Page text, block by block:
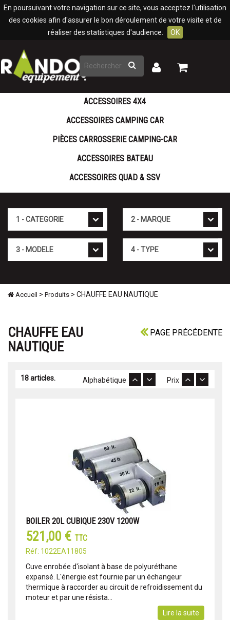
En poursuivant votre navigation sur ce site, vous acceptez l'utilisation
des cookies afin d'assurer le bon déroulement de votre visite et de
réaliser des statistiques d'audience.
OK
Rechercher
Mon
Mon
ACCESSOIRES 4X4
ACCESSOIRES CAMPING CAR
PIÈCES CARROSSERIE CAMPING-CAR
ACCESSOIRES BATEAU
ACCESSOIRES QUAD & SSV
Accueil > Produits > CHAUFFE EAU NAUTIQUE
PAGE PRÉCÉDENTE
CHAUFFE EAU
NAUTIQUE
18 articles. Prix
Alphabétique
BOILER 20L CUBIQUE 230V 1200W
521,00 € TTC
Réf: 1022EA11805
Cuve enrobée d'isolant à base de polyuréthane
expansé. L'énergie est fournie par un échangeur
thermique à raccorder au circuit de refroidissement du
moteur et par une résista...
Lire la suite
Panneau de gestion des cookies